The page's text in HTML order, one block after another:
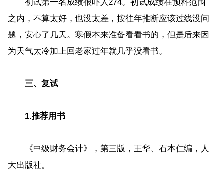
初试第一名成绩很吓人274。初试成绩在预料范围
之内，不算太好，也没太差，按往年推断应该过线没问
题，安心了几天。寒假本来准备看看书的，但是后来因
为天气太冷加上回老家过年就几乎没看书。
三、复试
1.推荐用书
《中级财务会计》，第三版，王华、石本仁编，人
大出版社。